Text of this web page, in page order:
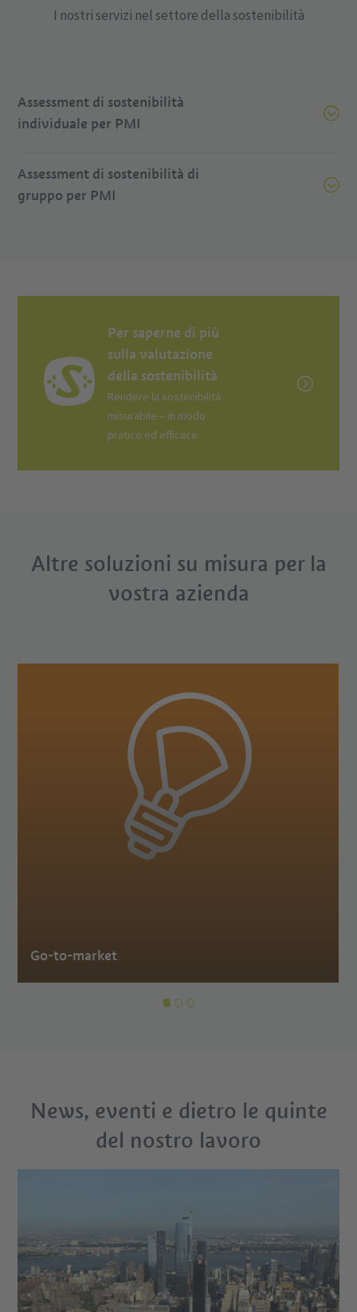
I nostri servizi nel settore della sostenibilità
Assessment di sostenibilità
individuale per PMI
Assessment di sostenibilità di
gruppo per PMI
Per saperne di più
sulla valutazione
della sostenibilità
Rendere la sostenibilità
misurabile – in modo
pratico ed efficace
Altre soluzioni su misura per la
vostra azienda
Go-to-market​
News, eventi e dietro le quinte
del nostro lavoro